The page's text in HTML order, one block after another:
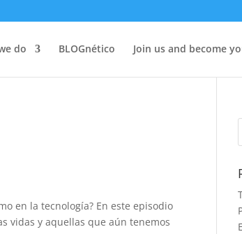
do BLOGnético Join us and become
en la tecnología? En este episodio
vidas y aquellas que aún tenemos